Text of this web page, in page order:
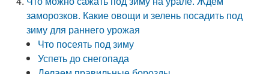
заморозков. Какие овощи и зелень посадить под
зиму для раннего урожая
Что посеять под зиму
Успеть до снегопада